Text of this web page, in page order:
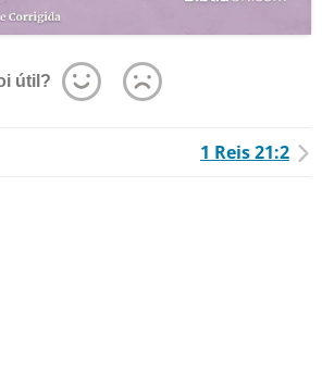
útil?
1 Reis 21:2